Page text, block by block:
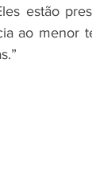
estão
ao menor